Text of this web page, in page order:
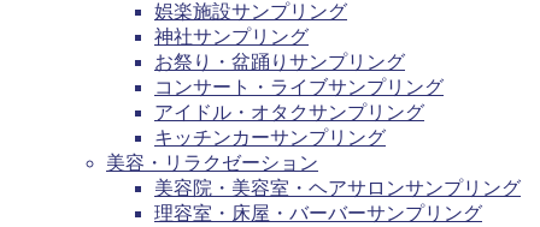
娯楽施設サンプリング
神社サンプリング
お祭り・盆踊りサンプリング
コンサート・ライブサンプリング
アイドル・オタクサンプリング
キッチンカーサンプリング
美容・リラクゼーション
美容院・美容室・ヘアサロンサンプリング
理容室・床屋・バーバーサンプリング